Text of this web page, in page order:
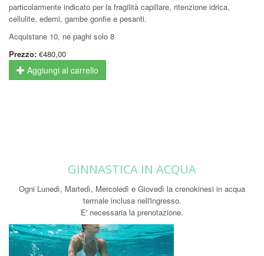
particolarmente indicato per la fragilità capillare, ritenzione idrica,
cellulite, edemi, gambe gonfie e pesanti.
Acquistane 10, ne paghi solo 8
Prezzo: €480,00
Aggiungi al carrello
GINNASTICA IN ACQUA
Ogni Lunedì, Martedì, Mercoledì e Giovedì la crenokinesi in acqua
termale inclusa nell'ingresso.
E' necessaria la prenotazione.